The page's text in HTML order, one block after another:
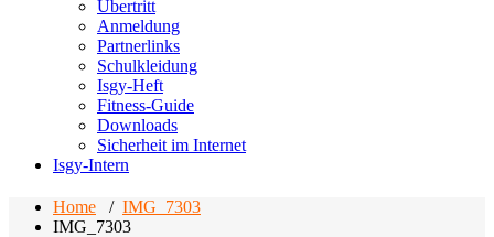
Übertritt
Anmeldung
Partnerlinks
Schulkleidung
Isgy-Heft
Fitness-Guide
Downloads
Sicherheit im Internet
Isgy-Intern
Home / IMG_7303
IMG_7303